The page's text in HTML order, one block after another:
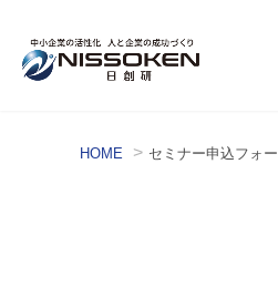
HOME セミナー申込フォ